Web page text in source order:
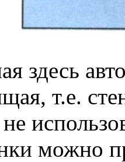
здесь
т.е.
не
можно